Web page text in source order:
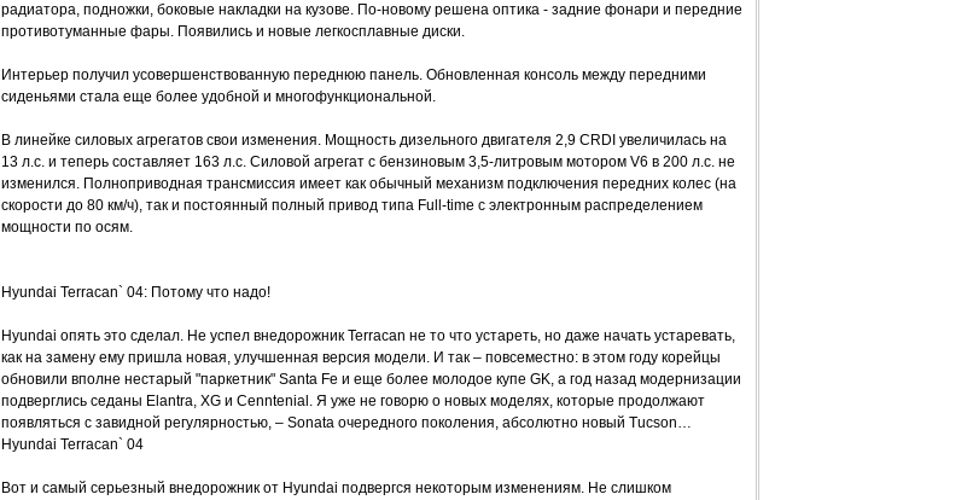
радиатора, подножки, боковые накладки на кузове. По-новому решена оптика - задние фонари и передние
противотуманные фары. Появились и новые легкосплавные диски.
Интерьер получил усовершенствованную переднюю панель. Обновленная консоль между передними
сиденьями стала еще более удобной и многофункциональной.
В линейке силовых агрегатов свои изменения. Мощность дизельного двигателя 2,9 CRDI увеличилась на
13 л.с. и теперь составляет 163 л.с. Силовой агрегат с бензиновым 3,5-литровым мотором V6 в 200 л.с. не
изменился. Полноприводная трансмиссия имеет как обычный механизм подключения передних колес (на
скорости до 80 км/ч), так и постоянный полный привод типа Full-time с электронным распределением
мощности по осям.
Hyundai Terracan` 04: Потому что надо!
Hyundai опять это сделал. Не успел внедорожник Terracan не то что устареть, но даже начать устаревать,
как на замену ему пришла новая, улучшенная версия модели. И так – повсеместно: в этом году корейцы
обновили вполне нестарый "паркетник" Santa Fe и еще более молодое купе GK, а год назад модернизации
подверглись седаны Elantra, XG и Cenntenial. Я уже не говорю о новых моделях, которые продолжают
появляться с завидной регулярностью, – Sonata очередного поколения, абсолютно новый Tucson…
Hyundai Terracan` 04
Вот и самый серьезный внедорожник от Hyundai подвергся некоторым изменениям. Не слишком